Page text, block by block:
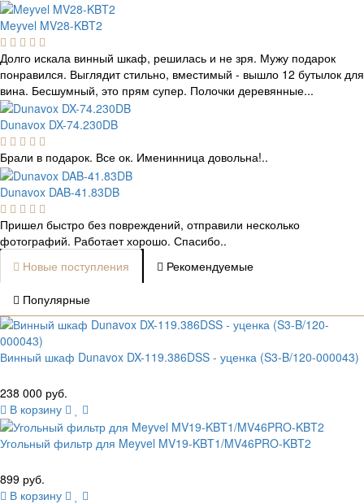
Meyvel MV28-KBT2
Долго искала винный шкаф, решилась и не зря. Мужу подарок
понравился. Выглядит стильно, вместимый - вышло 12 бутылок для
вина. Бесшумный, это прям супер. Полочки деревянные...
Dunavox DX-74.230DB
Брали в подарок. Все ок. Именинница довольна!..
Dunavox DAB-41.83DB
Пришел быстро без повреждений, отправили несколько
фотографий. Работает хорошо. Спасибо..
Новые поступления
Рекомендуемые
Популярные
Винный шкаф Dunavox DX-119.386DSS - уценка (S3-B/120-000043)
238 000 руб.
В корзину
Угольный фильтр для Meyvel MV19-KBT1/MV46PRO-KBT2
899 руб.
В корзину